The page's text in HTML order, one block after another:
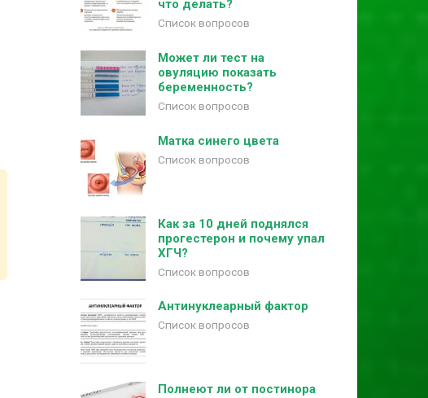
что делать?
Список вопросов
Может ли тест на
овуляцию показать
беременность?
Список вопросов
Матка синего цвета
Список вопросов
Как за 10 дней поднялся
прогестерон и почему упал
ХГЧ?
Список вопросов
Антинуклеарный фактор
Список вопросов
Полнеют ли от постинора